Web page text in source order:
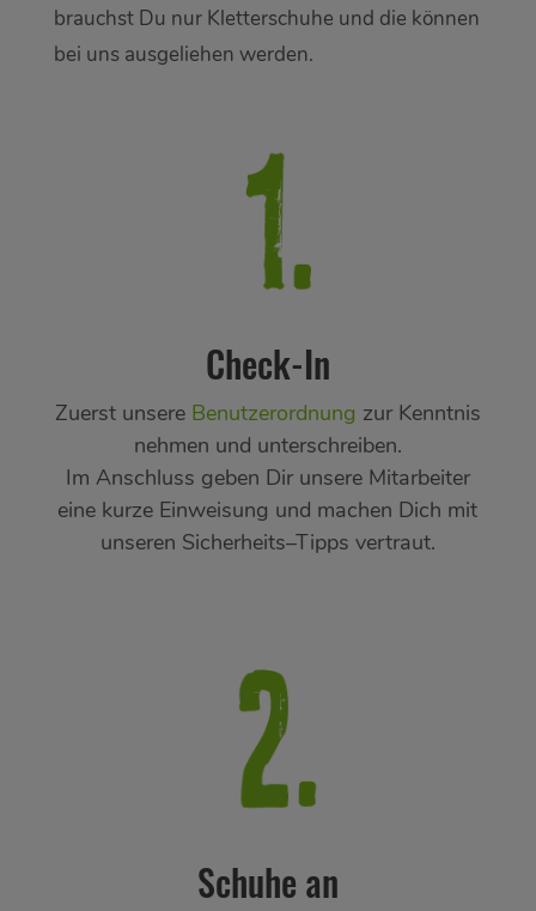
brauchst Du nur Kletterschuhe und die können
bei uns ausgeliehen werden.
Check-In
Zuerst unsere Benutzerordnung zur Kenntnis
nehmen und unterschreiben.
Im Anschluss geben Dir unsere Mitarbeiter
eine kurze Einweisung und machen Dich mit
unseren Sicherheits–Tipps vertraut.
Schuhe an